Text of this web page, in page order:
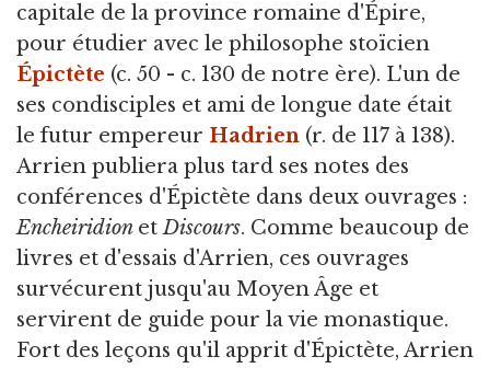
capitale de la province romaine d'Épire,
pour étudier avec le philosophe stoïcien
Épictète (c. 50 - c. 130 de notre ère). L'un de
ses condisciples et ami de longue date était
le futur empereur Hadrien (r. de 117 à 138).
Arrien publiera plus tard ses notes des
conférences d'Épictète dans deux ouvrages :
Encheiridion etDiscours. Comme beaucoup de
livres et d'essais d'Arrien, ces ouvrages
survécurent jusqu'au Moyen Âge et
servirent de guide pour la vie monastique.
Fort des leçons qu'il apprit d'Épictète, Arrien